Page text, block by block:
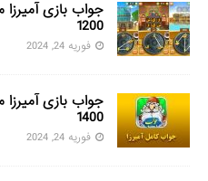
1200
فوریه 24, 2024
1400
فوریه 24, 2024